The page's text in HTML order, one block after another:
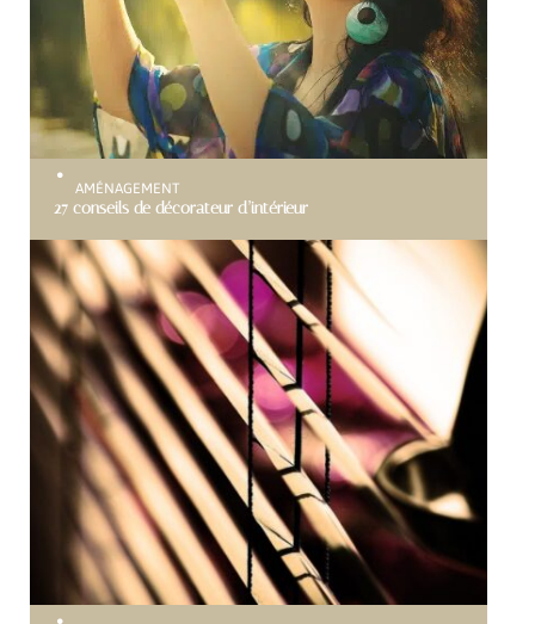
AMÉNAGEMENT
27 conseils de décorateur d’intérieur